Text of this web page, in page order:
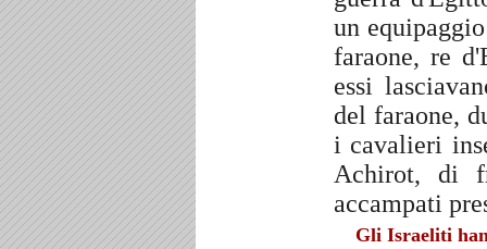
un
faraone, re
essi
del faraone,
i cavalieri
Achirot, di
accampati
Gli Israeliti